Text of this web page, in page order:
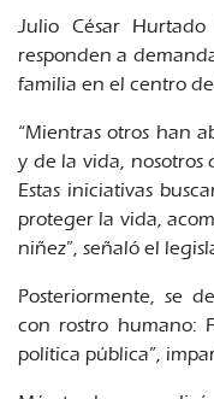
Julio César
responden a
familia en el centro
“Mientras otros han
y de la vida, nosotros
Estas iniciativas
proteger la vida,
niñez”, señaló el
Posteriormente, se
con rostro humano:
política pública”,